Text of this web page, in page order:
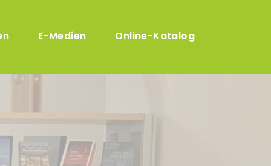
E-Medien Online-Katalog